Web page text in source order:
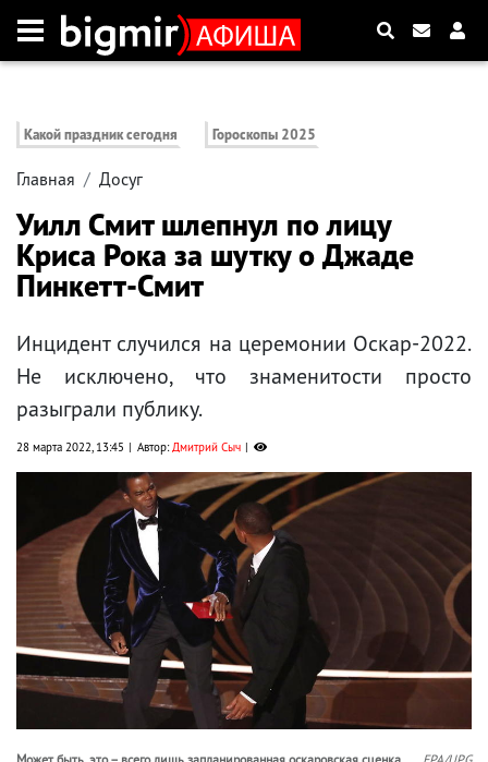
Какой праздник сегодня Гороскопы 2025
Главная Досуг
Уилл Смит шлепнул по лицу
Криса Рока за шутку о Джаде
Пинкетт-Смит
Инцидент случился на церемонии Оскар-2022.
Не исключено, что знаменитости просто
разыграли публику.
28 марта 2022, 13:45 Автор:Дмитрий Сыч